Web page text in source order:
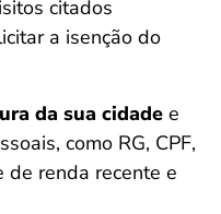
citados
a isenção do
da sua cidade e
como RG, CPF,
de renda recente e